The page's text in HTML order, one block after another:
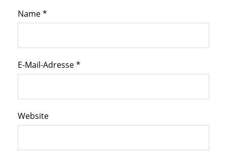
Name*
E-Mail-Adresse*
Website